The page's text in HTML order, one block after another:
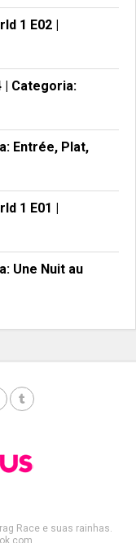
1 E02 |
| Categoria:
Entrée, Plat,
1 E01 |
Une Nuit au
Race e suas rainhas.